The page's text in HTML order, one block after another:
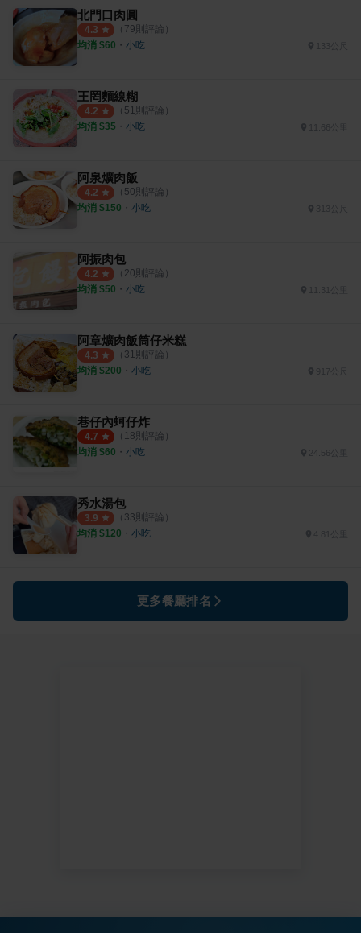
北門口肉圓
4.3 （ 79則評論）
均消 $60 ・ 小吃
王罔麵線糊
4.2 （ 51則評論）
均消 $35 ・ 小吃
阿泉爌肉飯
4.2 （ 50則評論）
均消 $150 ・ 小吃
阿振肉包
4.2 （ 20則評論）
均消 $50 ・ 小吃
阿章爌肉飯筒仔米糕
4.3 （ 31則評論）
均消 $200 ・ 小吃
巷仔內蚵仔炸
4.7 （ 18則評論）
均消 $60 ・ 小吃 24.56公里
秀水湯包
3.9 （ 33則評論）
均消 $120 ・ 小吃 4.81公里
更多餐廳排名